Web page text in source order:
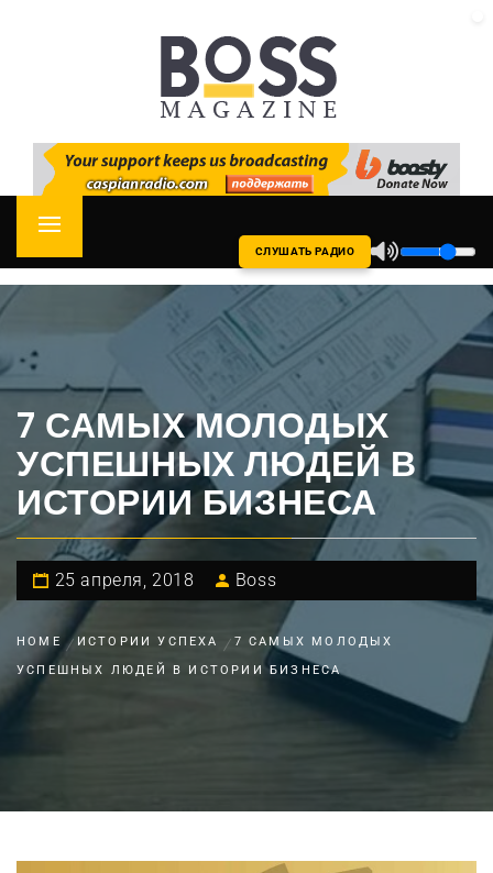
CASPIAN RADIO
Primary
Menu
СЛУШАТЬ РАДИО
7 САМЫХ МОЛОДЫХ
УСПЕШНЫХ ЛЮДЕЙ В
ИСТОРИИ БИЗНЕСА
25 апреля, 2018 Boss
HOME ИСТОРИИ УСПЕХА
7 САМЫХ МОЛОДЫХ
УСПЕШНЫХ ЛЮДЕЙ В ИСТОРИИ БИЗНЕСА